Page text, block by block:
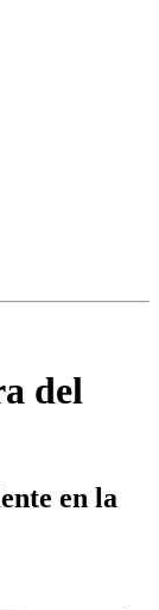
del
en la